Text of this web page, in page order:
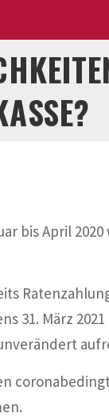
bis April 2020
31. März